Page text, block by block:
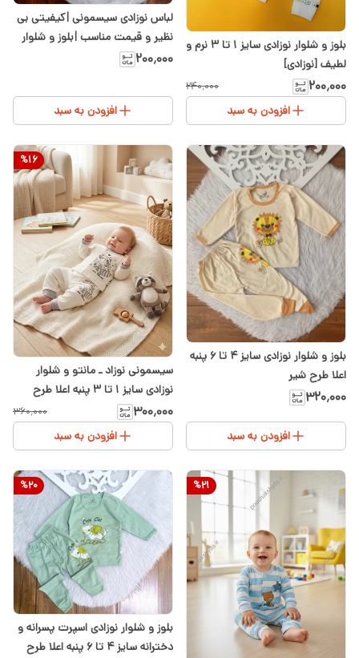
بلوز و شلوار نوزادی سایز ۱ تا ۳ نرم و
لطیف [نوزادی]
۲۰۰٬۰۰۰ ۲۴۰٬۰۰۰
افزودن به سبد
لباس نوزادی سیسمونی |کیفیتی بی
نظیر و قیمت مناسب |بلوز و شلوار
زرافه سایز۱ تا۳
۲۰۰٬۰۰۰
افزودن به سبد
بلوز و شلوار نوزادی سایز ۴ تا ۶ پنبه
اعلا طرح شیر
۳۲۰٬۰۰۰
افزودن به سبد
%16
سیسمونی نوزاد ـ مانتو و شلوار
نوزادی سایز ۱ تا ۳ پنبه اعلا طرح
راسو
۳۰۰٬۰۰۰ ۳۶۰٬۰۰۰
افزودن به سبد
%21
%20
بلوز و شلوار نوزادی اسپرت پسرانه و
دخترانه سایز ۴ تا ۶ پنبه اعلا طرح